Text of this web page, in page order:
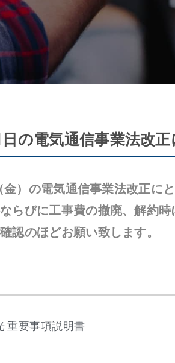
の電気通信事業法改
金）の電気通信事業法改正に
らびに工事費の撤廃、解約
認のほどお願い致します。
重要事項説明書